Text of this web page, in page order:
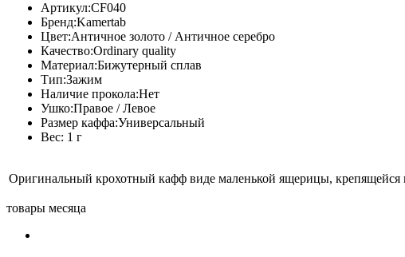
Артикул:CF040
Бренд:Kamertab
Цвет:Античное золото / Античное серебро
Качество:Ordinary quality
Материал:Бижутерный сплав
Тип:Зажим
Наличие прокола:Нет
Ушко:Правое / Левое
Размер каффа:Универсальный
Вес: 1 г
Оригинальный крохотный кафф виде маленькой ящерицы, крепящейся
товары месяца